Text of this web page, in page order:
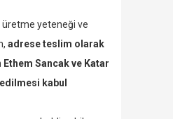
üretme yeteneği ve
adrese teslim olarak
Sancak ve Katar
kabul